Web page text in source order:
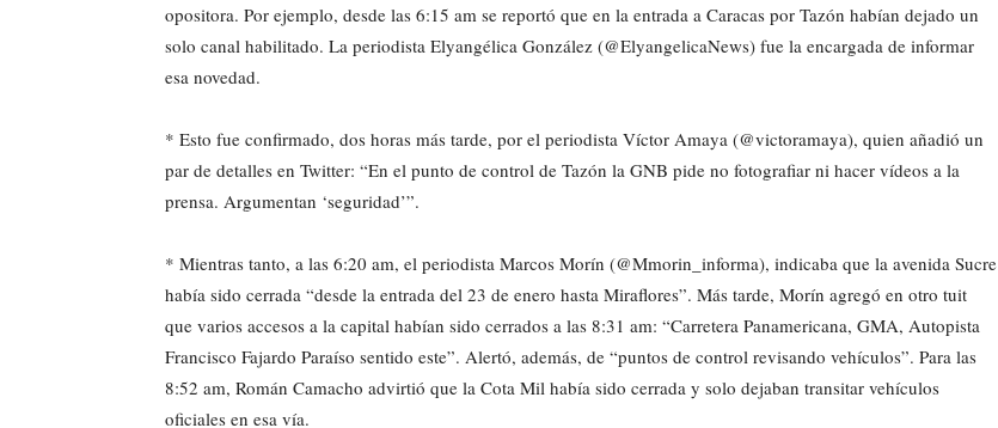
opositora. Por ejemplo, desde las 6:15 am se reportó que en la entrada a Caracas por Tazón habían dejado un
solo canal habilitado. La periodista Elyangélica González (@ElyangelicaNews) fue la encargada de informar
esa novedad.
* Esto fue confirmado, dos horas más tarde, por el periodista Víctor Amaya (@victoramaya), quien añadió un
par de detalles en Twitter: “En el punto de control de Tazón la GNB pide no fotografiar ni hacer vídeos a la
prensa. Argumentan ‘seguridad’”.
* Mientras tanto, a las 6:20 am, el periodista Marcos Morín (@Mmorin_informa), indicaba que la avenida Sucre
había sido cerrada “desde la entrada del 23 de enero hasta Miraflores”. Más tarde, Morín agregó en otro tuit
que varios accesos a la capital habían sido cerrados a las 8:31 am: “Carretera Panamericana, GMA, Autopista
Francisco Fajardo Paraíso sentido este”. Alertó, además, de “puntos de control revisando vehículos”. Para las
8:52 am, Román Camacho advirtió que la Cota Mil había sido cerrada y solo dejaban transitar vehículos
oficiales en esa vía.